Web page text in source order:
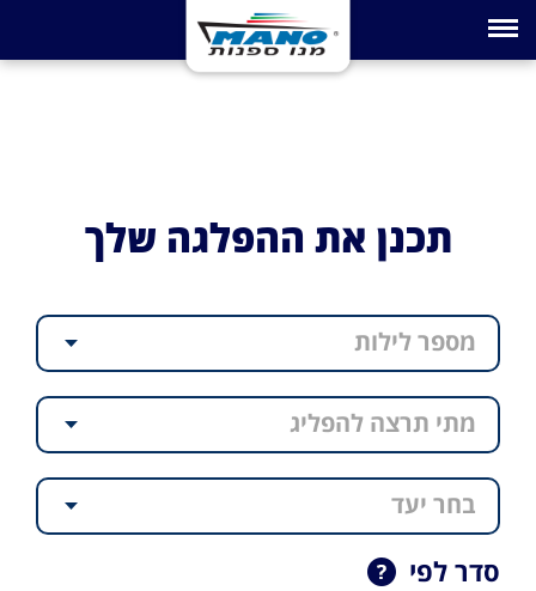
Toggle navigation
תכנן את ההפלגה שלך
מספר לילות
מתי תרצה להפליג
בחר יעד
סדר לפי